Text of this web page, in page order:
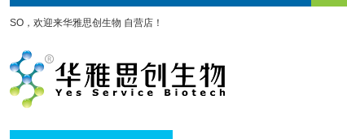
SO，欢迎来华雅思创生物 自营店！